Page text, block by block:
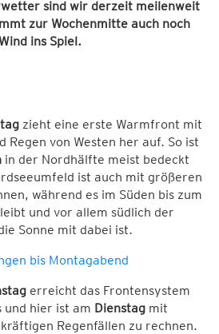
sind wir derzeit meilenweit
zur Wochenmitte auch noch
ins Spiel.
zieht eine erste Warmfront mit
Regen von Westen her auf. So ist
in der Nordhälfte meist bedeckt
ist auch mit größeren
während es im Süden bis zum
und vor allem südlich der
Sonne mit dabei ist.
bis Montagabend
erreicht das Frontensystem
und hier ist am Dienstag mit
Regenfällen zu rechnen.